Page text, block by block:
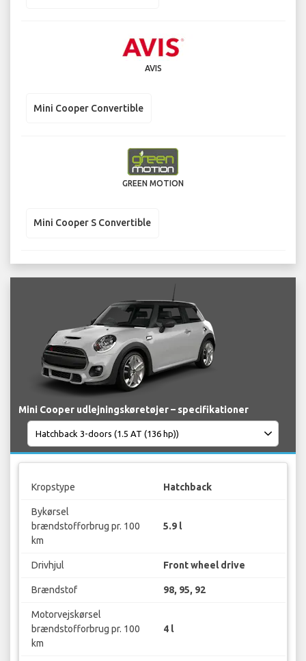
AVIS
Mini Cooper Convertible
GREEN MOTION
Mini Cooper S Convertible
Mini Cooper udlejningskøretøjer – specifikationer
Kropstype Hatchback
Bykørsel
brændstofforbrug pr. 100
km
5.9 l
Drivhjul Front wheel drive
Brændstof 98, 95, 92
Motorvejskørsel
brændstofforbrug pr. 100
km
4 l